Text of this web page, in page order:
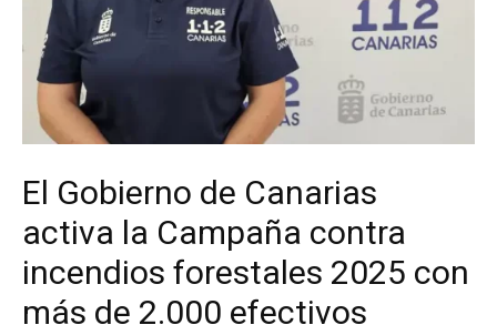
El Gobierno de Canarias
activa la Campaña contra
incendios forestales 2025 con
más de 2.000 efectivos